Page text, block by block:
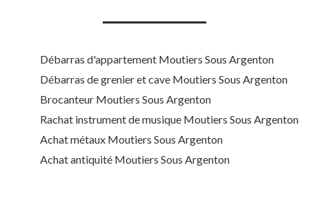
Débarras d'appartement Moutiers Sous Argenton
Débarras de grenier et cave Moutiers Sous Argenton
Brocanteur Moutiers Sous Argenton
Rachat instrument de musique Moutiers Sous Argenton
Achat métaux Moutiers Sous Argenton
Achat antiquité Moutiers Sous Argenton